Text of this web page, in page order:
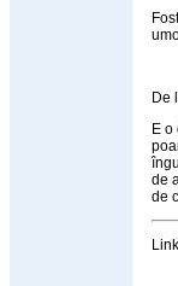
De
E
de
de